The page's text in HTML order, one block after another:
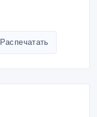
Распечатать